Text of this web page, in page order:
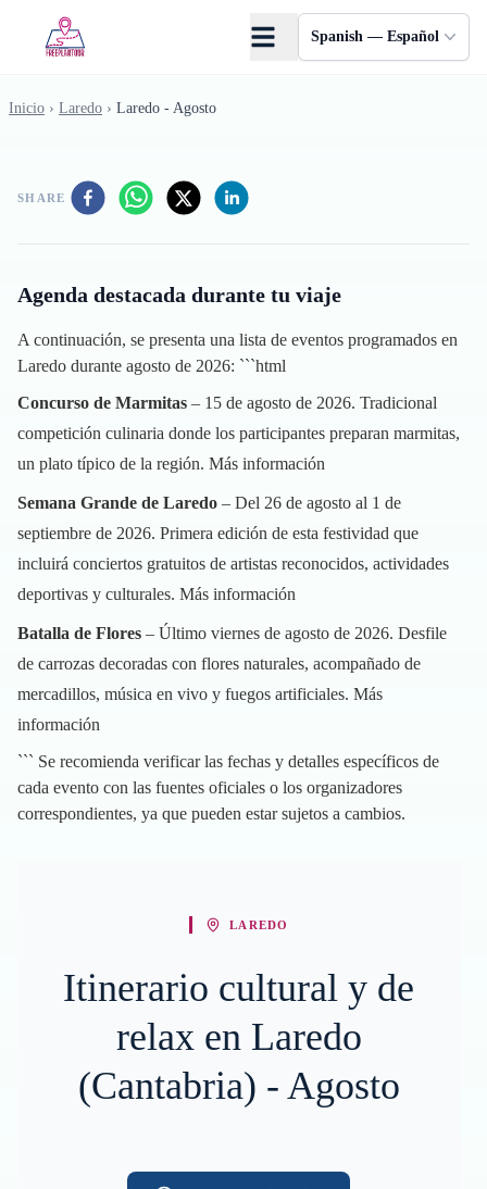
Spanish — Español
Inicio › Laredo › Laredo - Agosto
SHARE
Agenda destacada durante tu viaje
A continuación, se presenta una lista de eventos programados en
Laredo durante agosto de 2026: ```html
Concurso de Marmitas – 15 de agosto de 2026. Tradicional
competición culinaria donde los participantes preparan marmitas,
un plato típico de la región. Más información
Semana Grande de Laredo – Del 26 de agosto al 1 de
septiembre de 2026. Primera edición de esta festividad que
incluirá conciertos gratuitos de artistas reconocidos, actividades
deportivas y culturales. Más información
Batalla de Flores – Último viernes de agosto de 2026. Desfile
de carrozas decoradas con flores naturales, acompañado de
mercadillos, música en vivo y fuegos artificiales. Más
información
``` Se recomienda verificar las fechas y detalles específicos de
cada evento con las fuentes oficiales o los organizadores
correspondientes, ya que pueden estar sujetos a cambios.
LAREDO
Itinerario cultural y de
relax en Laredo
(Cantabria) - Agosto